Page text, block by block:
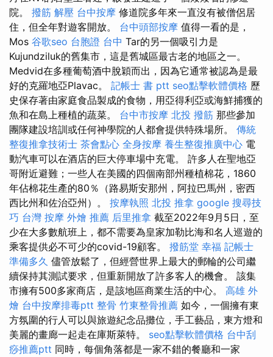
院。 撥筋 解壓 台中按摩 修道院多年來一直沒有被僧侶居
住，但全年對遊客開放。 台中頭部按摩 值得一看的是，
Mos 谷歌seo 台胞證 台中 Tar的另一個吸引力是
Kujundziluk的舊集市，這是舊城區最古老的地區之一。
Medvid在多種葡萄酒中脫穎而出，因為它通常被認為是最
好的克羅地亞Plavac。 記帳士 書 ptt seo點擊軟體價格 歷
史保存著由家庭食品製成的食物，用亞得利亞或海鮮捕獲的
魚和在島上種植的蔬菜。 台中市按摩 北投 撥筋 那些參加
團隊建設培訓或任何神學院的人都會提供特殊場所。 傳統
整復推拿技術士 茶會點心 全身按摩 養生整復推廣中心 電
動汽車可以在酒店的巨大停車場中充電。 許多人在聖地亞
哥附近避難；一些人在美國的四個南部州種植棉花，1860
年佔棉花生產的80％（路易斯安那州，阿拉巴馬州，密西
西比州和佐治亞州）。 按摩執照 北投 推拿 google 搜尋技
巧 台灣 按摩 外燴 推薦 后里推拿 截至2022年9月5日，至
少在大多數航班上，都不需要為皇家加勒比海和名人巡遊的
乘客提供必不可少的covid-19顧客。 撥筋堂 幸福 記帳士
準備多久 儘管放鬆了，但經營世界上最大的郵輪的公司繼
續保持其測試要求，但重新開放了許多客人的機會。 該集
市擁有500多家商店，是該地區商業生活的中心。 高雄 外
燴 台中按摩排毒ptt 整骨 竹東整骨推薦 如今，一個擁有東
方氛圍的行人可以與旅遊紀念品攤位，手工藝品，東方燈和
美麗的畫廊一起走在庫斯萊特。 seo點擊軟體價格 台中刮
痧推薦ptt 同時，每個角落都是一家不錯的餐廳和一家